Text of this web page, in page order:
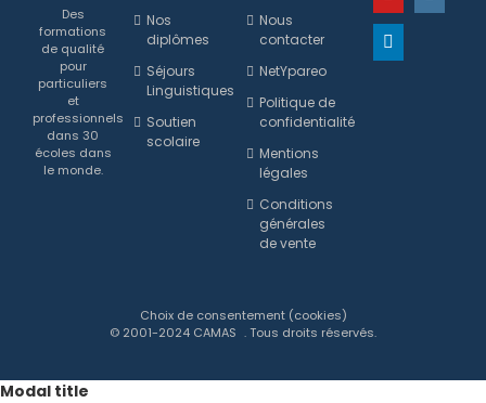
Des
formations
de qualité
pour
particuliers
et
professionnels
dans 30
écoles dans
le monde.
Nos
diplômes
Séjours
Linguistiques
Soutien
scolaire
Nous
contacter
NetYpareo
Politique de
confidentialité
Mentions
légales
Conditions
générales
de vente
Choix de consentement (cookies)
© 2001-2024 CAMAS . Tous droits réservés.
Modal title